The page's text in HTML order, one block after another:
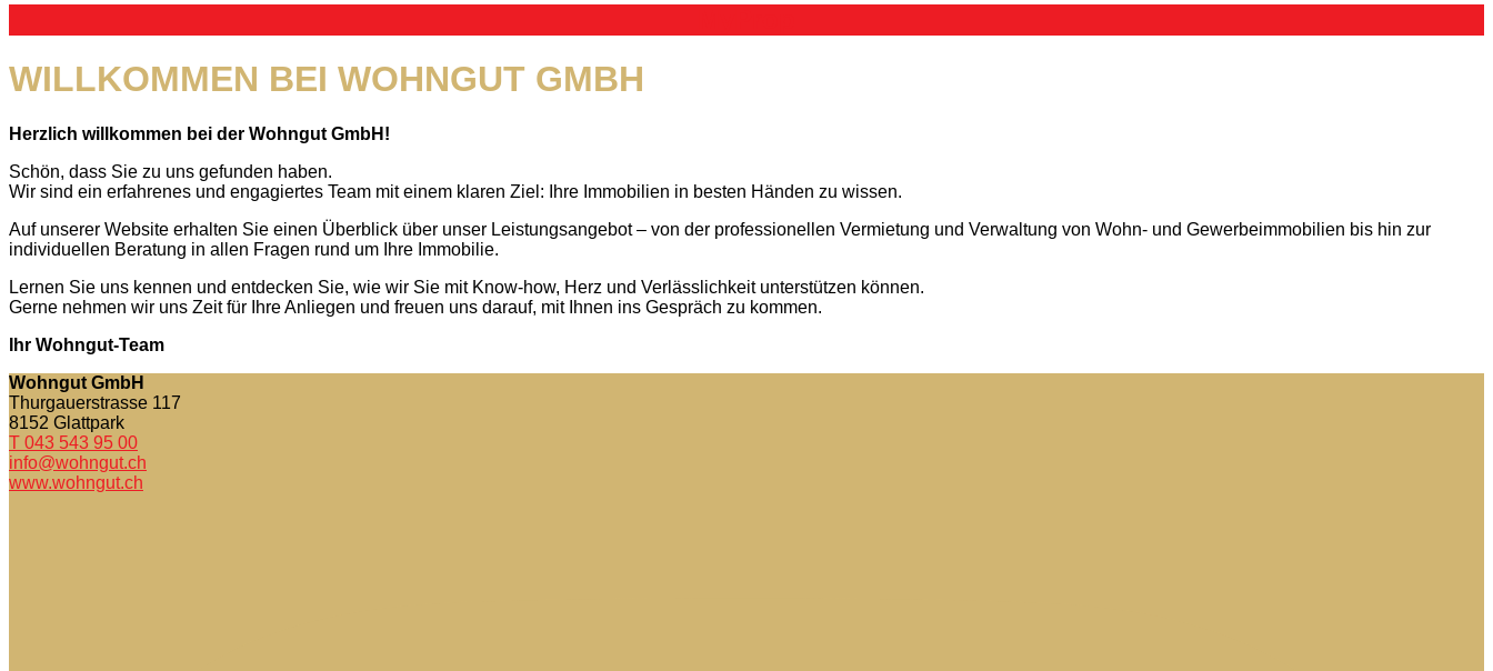
WILLKOMMEN BEI WOHNGUT GMBH
Herzlich willkommen bei der Wohngut GmbH!
Schön, dass Sie zu uns gefunden haben.
Wir sind ein erfahrenes und engagiertes Team mit einem klaren Ziel: Ihre Immobilien in besten Händen zu wissen.
Auf unserer Website erhalten Sie einen Überblick über unser Leistungsangebot – von der professionellen Vermietung und Verwaltung von Wohn- und Gewerbeimmobilien bis hin zur
individuellen Beratung in allen Fragen rund um Ihre Immobilie.
Lernen Sie uns kennen und entdecken Sie, wie wir Sie mit Know-how, Herz und Verlässlichkeit unterstützen können.
Gerne nehmen wir uns Zeit für Ihre Anliegen und freuen uns darauf, mit Ihnen ins Gespräch zu kommen.
Ihr Wohngut-Team
Wohngut GmbH
Thurgauerstrasse 117
8152 Glattpark
T 043 543 95 00
info@wohngut.ch
www.wohngut.ch